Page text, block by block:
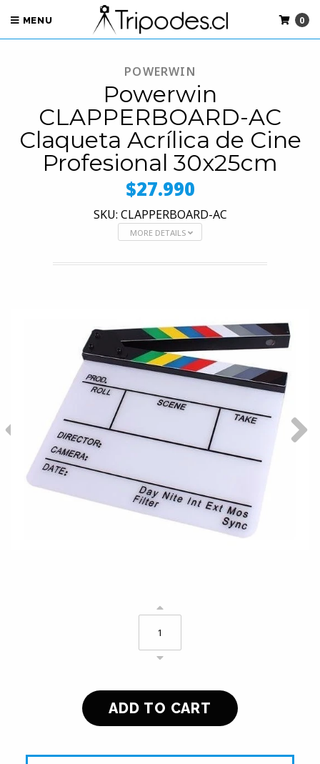
MENU 0
POWERWIN
Powerwin
CLAPPERBOARD-AC
Claqueta Acrílica de Cine
Profesional 30x25cm
$27.990
SKU: CLAPPERBOARD-AC
MORE DETAILS